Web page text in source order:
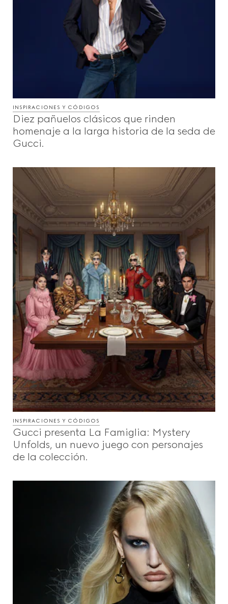
INSPIRACIONES Y CÓDIGOS
Diez pañuelos clásicos que rinden
homenaje a la larga historia de la seda de
Gucci.
INSPIRACIONES Y CÓDIGOS
Gucci presenta La Famiglia: Mystery
Unfolds, un nuevo juego con personajes
de la colección.